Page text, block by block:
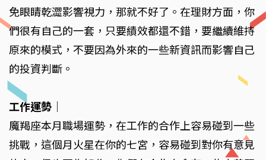
免眼睛乾澀影響視力，那就不好了。在理財方面，你
們很有自己的一套，只要績效都還不錯，要繼續維持
原來的模式，不要因為外來的一些新資訊而影響自己
的投資判斷。
工作運勢
魔羯座本月職場運勢，在工作的合作上容易碰到一些
挑戰，這個月火星在你的七宮，容易碰到對你有意見